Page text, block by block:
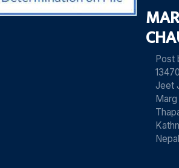
Post
Jeet
Marg
Nepal